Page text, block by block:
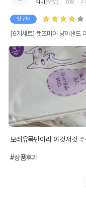
리아(수컷) 6살
첫구매
[6개세트] 캣츠미어 냥이샌드
모래유목민이라 이것저것
#상품후기